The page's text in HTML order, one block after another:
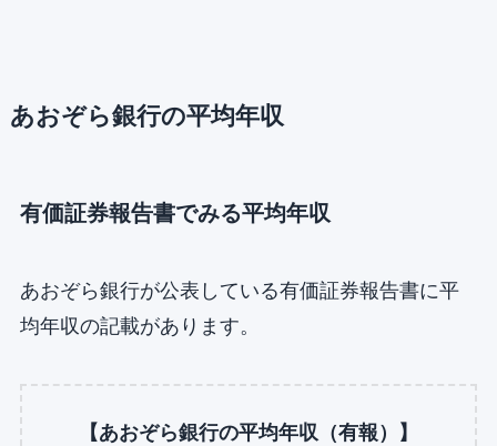
あおぞら銀行の平均年収
有価証券報告書でみる平均年収
あおぞら銀行が公表している有価証券報告書に平
均年収の記載があります。
【あおぞら銀行の平均年収（有報）】